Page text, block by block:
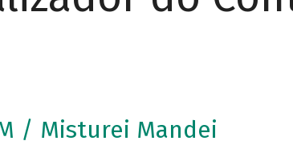
/ Misturei Mandei